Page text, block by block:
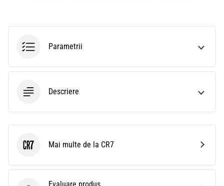
Parametrii
Descriere
CR7 Mai multe de la CR7